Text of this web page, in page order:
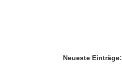
Neueste Einträge: